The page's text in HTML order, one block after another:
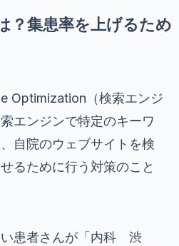
？集患率を上げるため
Optimization（検索エンジ
エンジンで特定のキーワ
自院のウェブサイトを検
るために行う対策のこと
患者さんが「内科 渋